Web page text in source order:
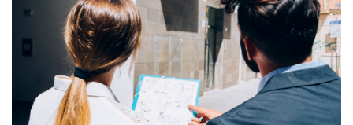
En cochant cette case, j’accepte la politique de confidentialité de ce site.
Vérification